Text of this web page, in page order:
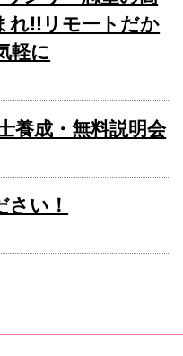
れ!!リモートだか
軽に
成・無料説明会
い！